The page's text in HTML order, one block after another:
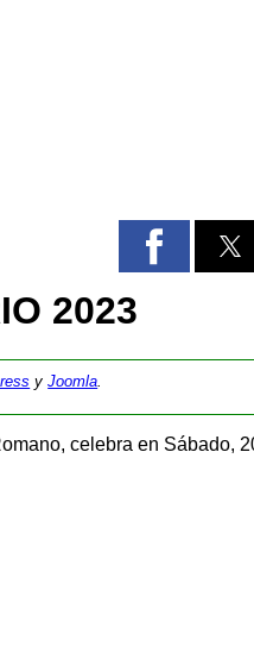
2023
yJoomla
celebra en Sábado,